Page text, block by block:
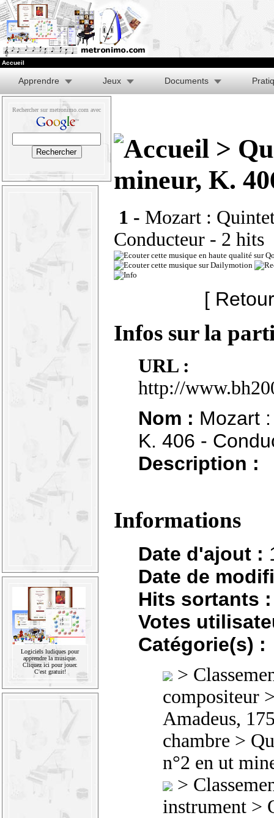
Accueil
Apprendre Jeux Documents
Rechercher sur metronimo.com avec
Logiciels ludiques pour
apprendre la musique.
Cliquez ici pour jouer.
C'est gratuit!
>
mineur, K.
1 - Mozart :
Conducteur - 2 hits
[
Infos sur la
URL :
http://
Nom : Mozart
K. 406 -
Description :
Informations
Date d'ajout :
Date de
Hits sortants :
Votes
Catégorie(s) :
>
compositeur
Amadeus,
chambre >
n°2 en ut
>
instrument >